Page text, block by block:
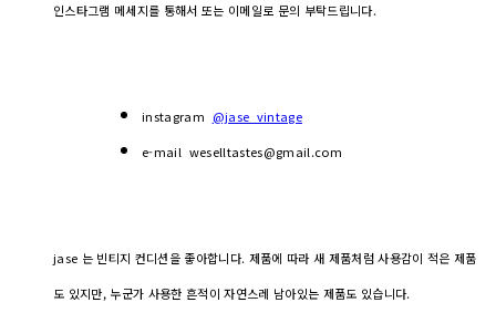
인스타그램 메세지를 통해서 또는 이메일로 문의 부탁드립니다.
instagram @jase_vintage
e-mail weselltastes@gmail.com
jase 는 빈티지 컨디션을 좋아합니다. 제품에 따라 새 제품처럼 사용감이 적은 제품
도 있지만, 누군가 사용한 흔적이 자연스레 남아있는 제품도 있습니다.